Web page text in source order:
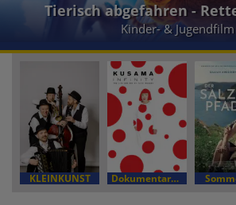
Tierisch abgefahren -
Kinder- & Jugendfilm
KLEINKUNST Dokumentarfilm